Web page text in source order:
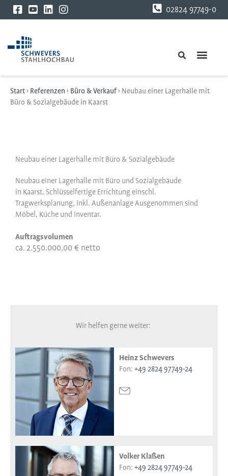
Zum
Inhalt
02824 97749-0
Start› Referenzen › Büro & Verkauf› Neubau einer Lagerhalle mit
Büro & Sozialgebäude in Kaarst
Neubau einer Lagerhalle mit Büro & Sozialgebäude
Neubau einer Lagerhalle mit Büro und Sozialgebäude
in Kaarst. Schlüsselfertige Errichtung einschl.
Tragwerksplanung, inkl. Außenanlage Ausgenommen sind
Möbel, Küche und Inventar.
Auftragsvolumen
ca. 2.550.000,00 € netto
Wir helfen gerne weiter:
Heinz Schwevers
Fon: +49 2824 97749-24
Volker Klaßen
Fon: +49 2824 97749-24